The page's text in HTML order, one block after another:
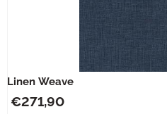
Linen Weave
€271,90